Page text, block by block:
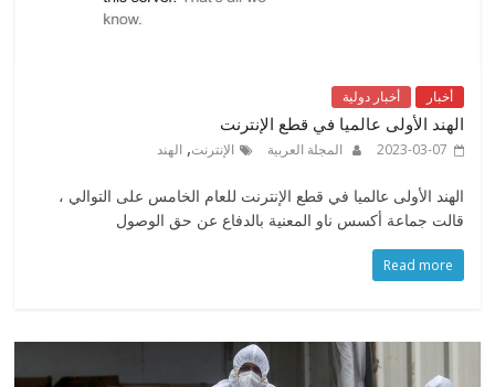
أخبار أخبار دولية
الهند الأولى عالميا في قطع الإنترنت
2023-03-07
المجلة العربية الإنترنت,الهند
الهند الأولى عالميا في قطع الإنترنت للعام الخامس على التوالي ،
قالت جماعة أكسس ناو المعنية بالدفاع عن حق الوصول
Read more